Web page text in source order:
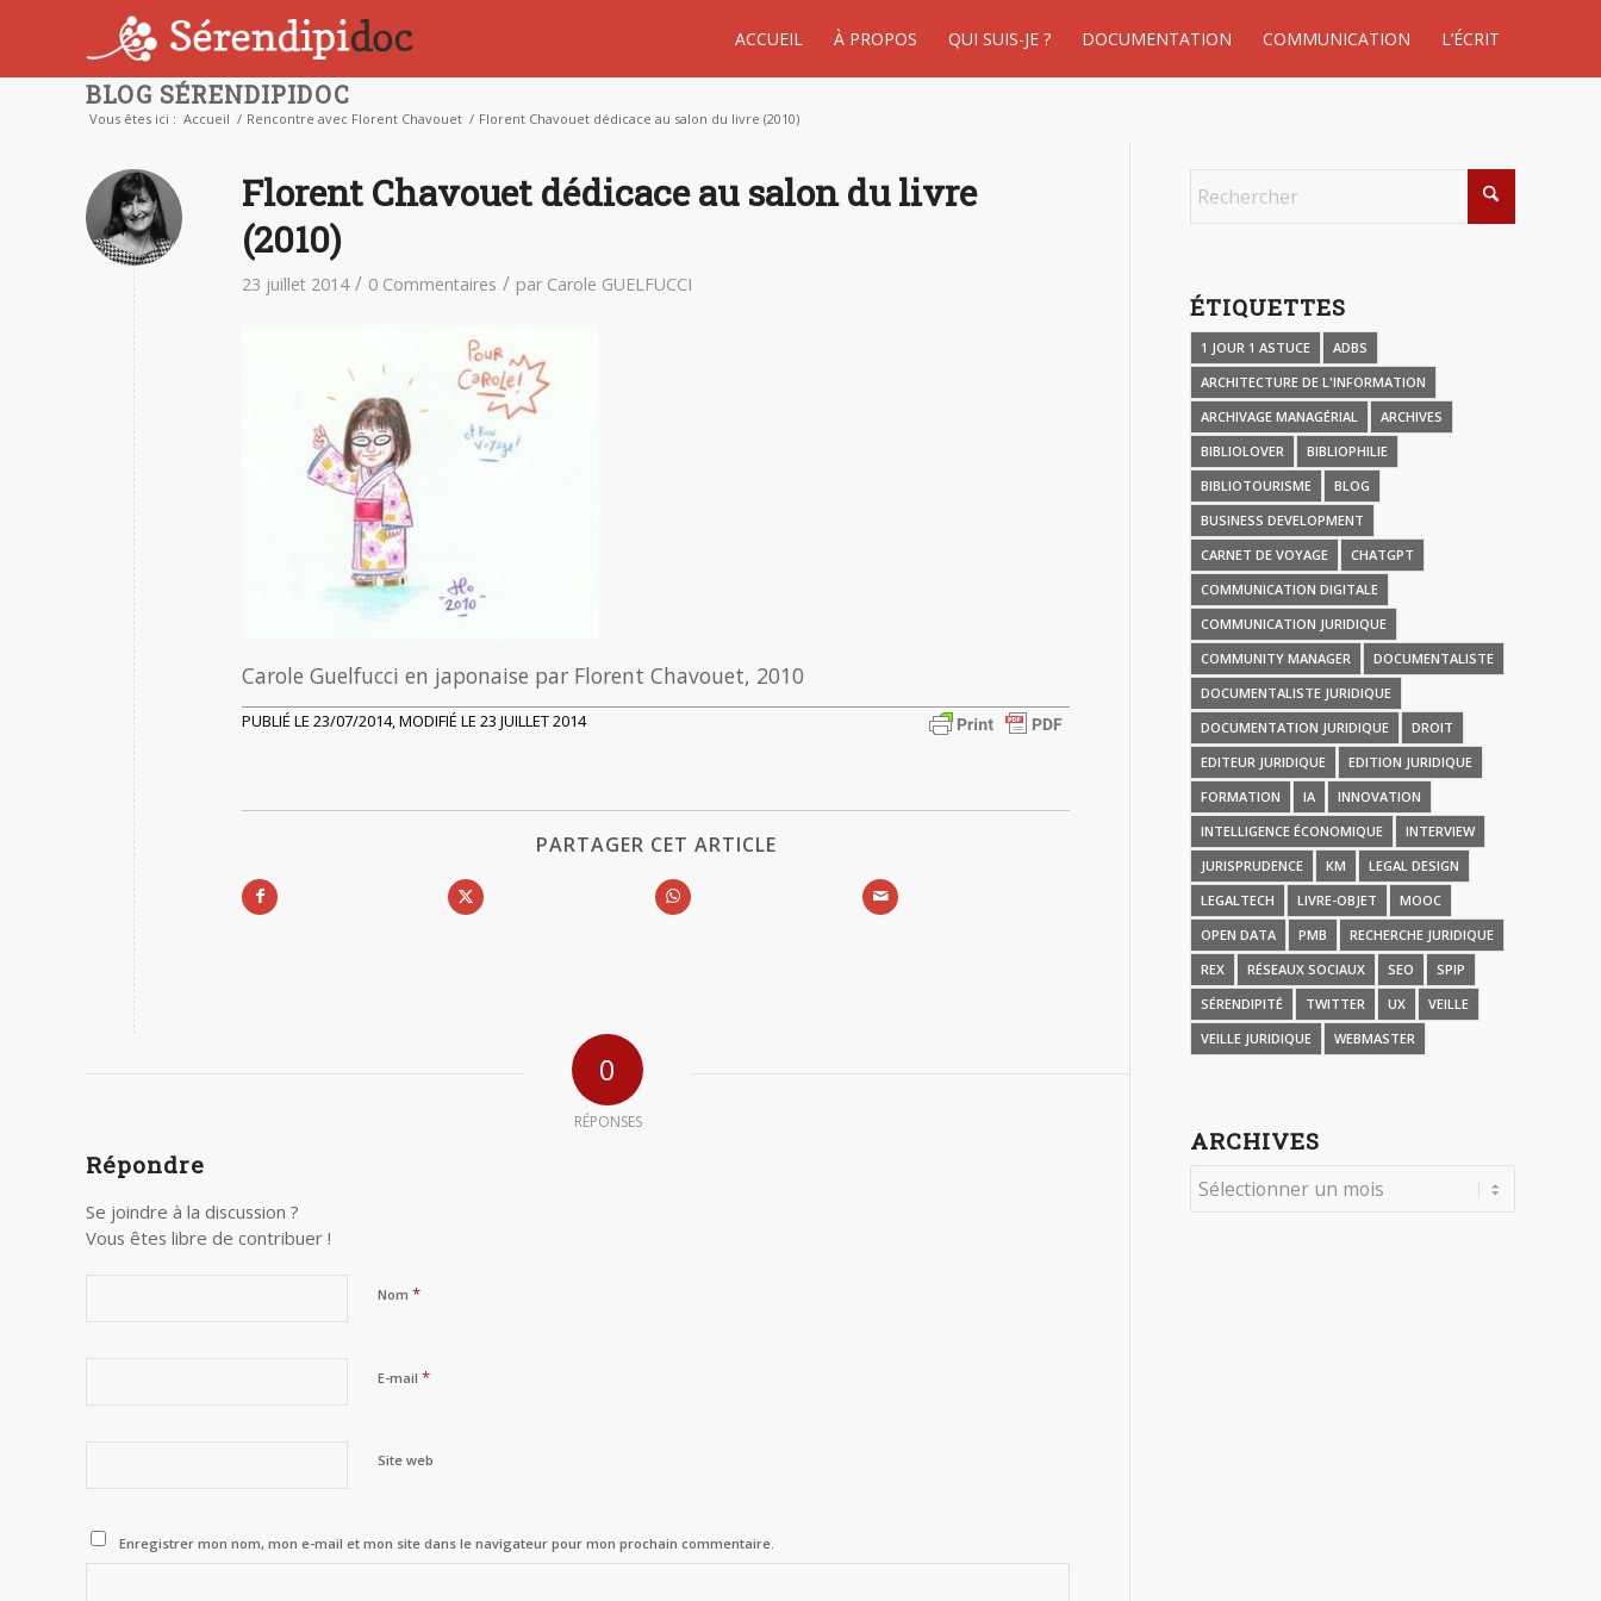
ACCUEIL À PROPOS QUI SUIS-JE ? DOCUMENTATION COMMUNICATION L’ÉCRIT
BLOG SÉRENDIPIDOC
Vous êtes ici : Accueil / Rencontre avec Florent Chavouet / Florent Chavouet dédicace au salon du livre (2010)
Florent Chavouet dédicace au salon du livre
(2010)
23 juillet 2014 / 0 Commentaires / par Carole GUELFUCCI
Carole Guelfucci en japonaise par Florent Chavouet, 2010
PUBLIÉ LE 23/07/2014, MODIFIÉ LE 23 JUILLET 2014
PARTAGER CET ARTICLE
0
RÉPONSES
Répondre
Se joindre à la discussion ?
Vous êtes libre de contribuer !
Nom *
E-mail *
Site web
Enregistrer mon nom, mon e-mail et mon site dans le navigateur pour mon prochain commentaire.
ÉTIQUETTES
1 JOUR 1 ASTUCE
ADBS
ARCHITECTURE DE L'INFORMATION
ARCHIVAGE MANAGÉRIAL
ARCHIVES
BIBLIOLOVER
BIBLIOPHILIE
BIBLIOTOURISME
BLOG
BUSINESS DEVELOPMENT
CARNET DE VOYAGE
CHATGPT
COMMUNICATION DIGITALE
COMMUNICATION JURIDIQUE
COMMUNITY MANAGER
DOCUMENTALISTE
DOCUMENTALISTE JURIDIQUE
DOCUMENTATION JURIDIQUE
DROIT
EDITEUR JURIDIQUE
EDITION JURIDIQUE
FORMATION
IA
INNOVATION
INTELLIGENCE ÉCONOMIQUE
INTERVIEW
JURISPRUDENCE
KM
LEGAL DESIGN
LEGALTECH
LIVRE-OBJET
MOOC
OPEN DATA
PMB
RECHERCHE JURIDIQUE
REX
RÉSEAUX SOCIAUX SEO
SPIP
SÉRENDIPITÉ
TWITTER UX
VEILLE
VEILLE JURIDIQUE
WEBMASTER
ARCHIVES